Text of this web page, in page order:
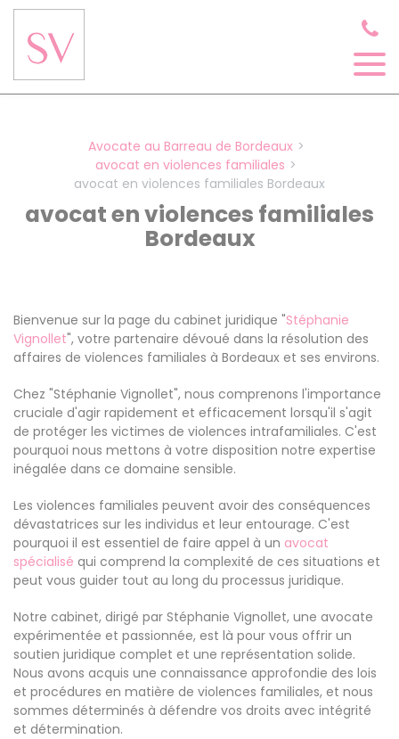
Avocate au Barreau de Bordeaux
avocat en violences familiales
avocat en violences familiales Bordeaux
avocat en violences familiales
Bordeaux
Bienvenue sur la page du cabinet juridique "Stéphanie
Vignollet", votre partenaire dévoué dans la résolution des
affaires de violences familiales à Bordeaux et ses environs.
Chez "Stéphanie Vignollet", nous comprenons l'importance
cruciale d'agir rapidement et efficacement lorsqu'il s'agit
de protéger les victimes de violences intrafamiliales. C'est
pourquoi nous mettons à votre disposition notre expertise
inégalée dans ce domaine sensible.
Les violences familiales peuvent avoir des conséquences
dévastatrices sur les individus et leur entourage. C'est
pourquoi il est essentiel de faire appel à un avocat
spécialisé qui comprend la complexité de ces situations et
peut vous guider tout au long du processus juridique.
Notre cabinet, dirigé par Stéphanie Vignollet, une avocate
expérimentée et passionnée, est là pour vous offrir un
soutien juridique complet et une représentation solide.
Nous avons acquis une connaissance approfondie des lois
et procédures en matière de violences familiales, et nous
sommes déterminés à défendre vos droits avec intégrité
et détermination.
Panneau de gestion des cookies